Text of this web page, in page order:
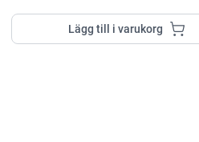
Lägg till i varukorg